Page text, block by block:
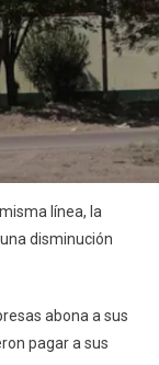
línea, la
disminución
abona a sus
pagar a sus